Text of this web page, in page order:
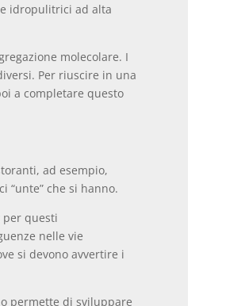
idropulitrici ad alta
molecolare. I
Per riuscire in una
a completare questo
ad esempio,
“unte” che si hanno.
per questi
nelle vie
si devono avvertire i
permette di sviluppare